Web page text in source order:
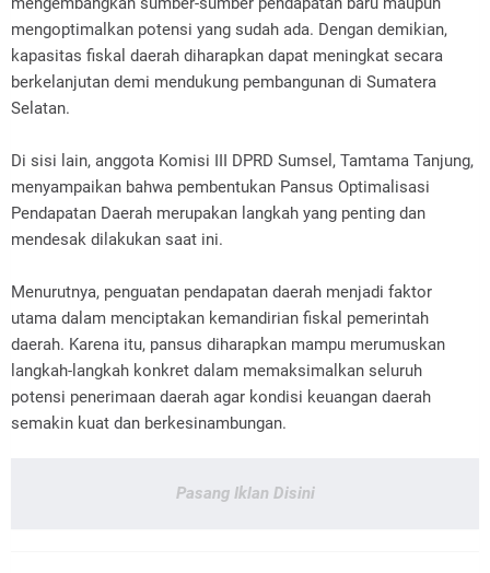
mengoptimalkan potensi yang sudah ada. Dengan demikian,
kapasitas fiskal daerah diharapkan dapat meningkat secara
berkelanjutan demi mendukung pembangunan di Sumatera
Selatan.
Di sisi lain, anggota Komisi III DPRD Sumsel, Tamtama Tanjung,
menyampaikan bahwa pembentukan Pansus Optimalisasi
Pendapatan Daerah merupakan langkah yang penting dan
mendesak dilakukan saat ini.
Menurutnya, penguatan pendapatan daerah menjadi faktor
utama dalam menciptakan kemandirian fiskal pemerintah
daerah. Karena itu, pansus diharapkan mampu merumuskan
langkah-langkah konkret dalam memaksimalkan seluruh
potensi penerimaan daerah agar kondisi keuangan daerah
semakin kuat dan berkesinambungan.
Pasang Iklan Disini